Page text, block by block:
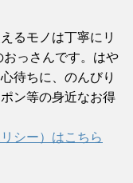
るモノは丁寧にリ
っさんです。はや
待ちに、のんびり
ン等の身近なお得
シー）はこちら